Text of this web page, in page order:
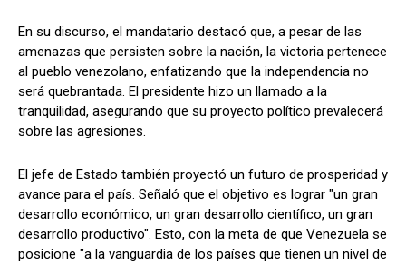
En su discurso, el mandatario destacó que, a pesar de las
amenazas que persisten sobre la nación, la victoria pertenece
al pueblo venezolano, enfatizando que la independencia no
será quebrantada. El presidente hizo un llamado a la
tranquilidad, asegurando que su proyecto político prevalecerá
sobre las agresiones.
El jefe de Estado también proyectó un futuro de prosperidad y
avance para el país. Señaló que el objetivo es lograr "un gran
desarrollo económico, un gran desarrollo científico, un gran
desarrollo productivo". Esto, con la meta de que Venezuela se
posicione "a la vanguardia de los países que tienen un nivel de